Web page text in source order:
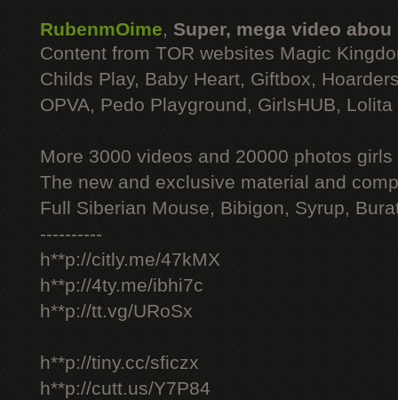
RubenmOime, Super, mega video abou
Content from TOR websites Magic
Childs Play, Baby Heart, Giftbox,
OPVA, Pedo Playground, GirlsHUB, Lolita
More 3000 videos and 20000 photos
The new and exclusive material and
Full Siberian Mouse, Bibigon, Syrup,
----------
h**p://citly.me/47kMX
h**p://4ty.me/ibhi7c
h**p://tt.vg/URoSx
h**p://tiny.cc/sficzx
h**p://cutt.us/Y7P84